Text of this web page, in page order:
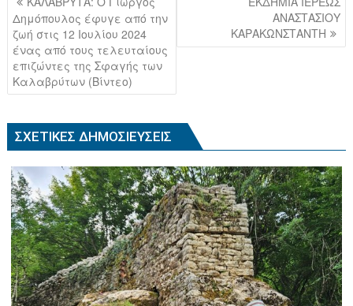
b
o
o
k
άρθρων
Δημόπουλος έφυγε από την
ζωή στις 12 Ιουλίου 2024
ένας από τους τελευταίους
επιζώντες της Σφαγής των
Καλαβρύτων (Βίντεο)
ΑΝΑΣΤΑΣΙΟΥ
ΚΑΡΑΚΩΝΣΤΑΝΤΗ
ΣΧΕΤΙΚΈΣ ΔΗΜΟΣΙΕΎΣΕΙΣ